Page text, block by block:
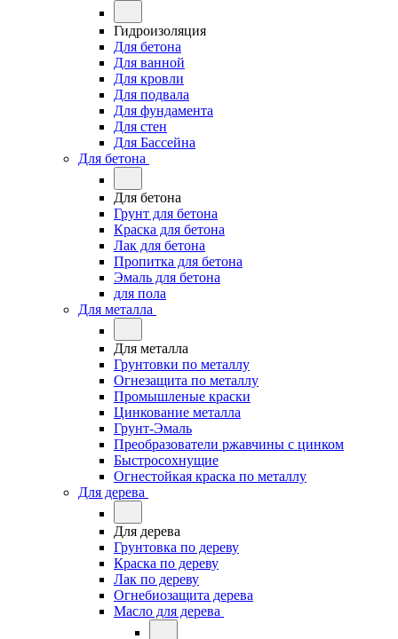
Гидроизоляция
Для бетона
Для ванной
Для кровли
Для подвала
Для фундамента
Для стен
Для Бассейна
Для бетона
Для бетона
Грунт для бетона
Краска для бетона
Лак для бетона
Пропитка для бетона
Эмаль для бетона
для пола
Для металла
Для металла
Грунтовки по металлу
Огнезащита по металлу
Промышленые краски
Цинкование металла
Грунт-Эмаль
Преобразователи ржавчины с цинком
Быстросохнущие
Огнестойкая краска по металлу
Для дерева
Для дерева
Грунтовка по дереву
Краска по дереву
Лак по дереву
Огнебиозащита дерева
Масло для дерева